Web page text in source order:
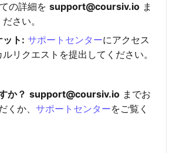
の詳細を support@coursiv.io ま
さい。
ット: サポートセンターにアクセス
リクエストを提出してください。
か？ support@coursiv.io までお
くか、 サポートセンターをご覧く